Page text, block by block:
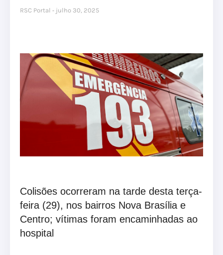
RSC Portal julho 30, 2025
Colisões ocorreram na tarde desta terça-
feira (29), nos bairros Nova Brasília e
Centro; vítimas foram encaminhadas ao
hospital